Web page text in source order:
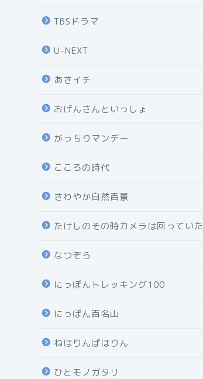
TBSドラマ
U-NEXT
あさイチ
おげんさんといっしょ
がっちりマンデー
こころの時代
さわやか自然百景
たけしのその時カメラは回っていた
なつぞら
にっぽんトレッキング100
にっぽん百名山
ねほりんぱほりん
ひとモノガタリ